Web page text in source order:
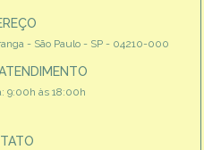
- São Paulo - SP - 04210-000
9:00h às 18:00h